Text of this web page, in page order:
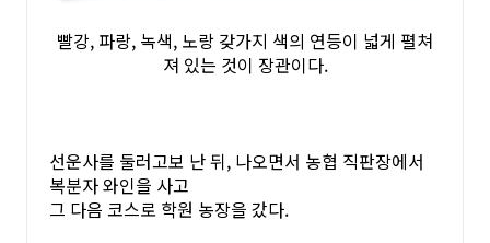
빨강, 파랑, 녹색, 노랑 갖가지 색의 연등이 넓게 펼쳐
져 있는 것이 장관이다.
선운사를 둘러고보 난 뒤, 나오면서 농협 직판장에서
복분자 와인을 사고
그 다음 코스로 학원 농장을 갔다.